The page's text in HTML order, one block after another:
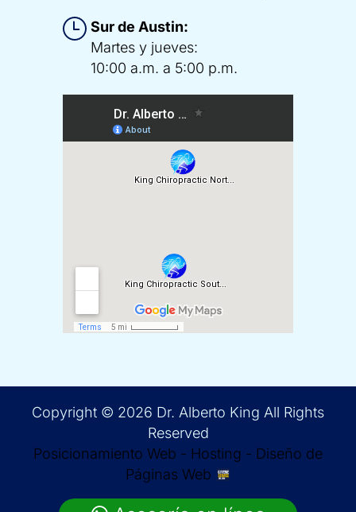
Sur de Austin:
Martes y jueves:
10:00 a.m. a 5:00 p.m.
Copyright © 2026 Dr. Alberto King All Rights
Reserved
Posicionamiento Web - Hosting - Diseño de
Páginas Web